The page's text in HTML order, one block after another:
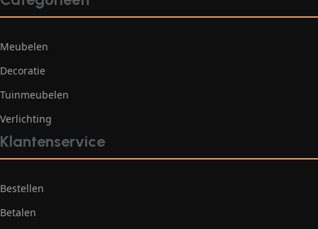
Meubelen
Decoratie
Tuinmeubelen
Verlichting
Klantenservice
Bestellen
Betalen